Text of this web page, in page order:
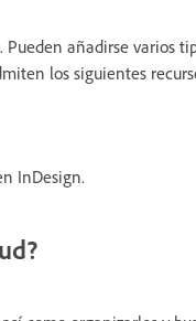
añadirse varios
los siguientes
InDesign.